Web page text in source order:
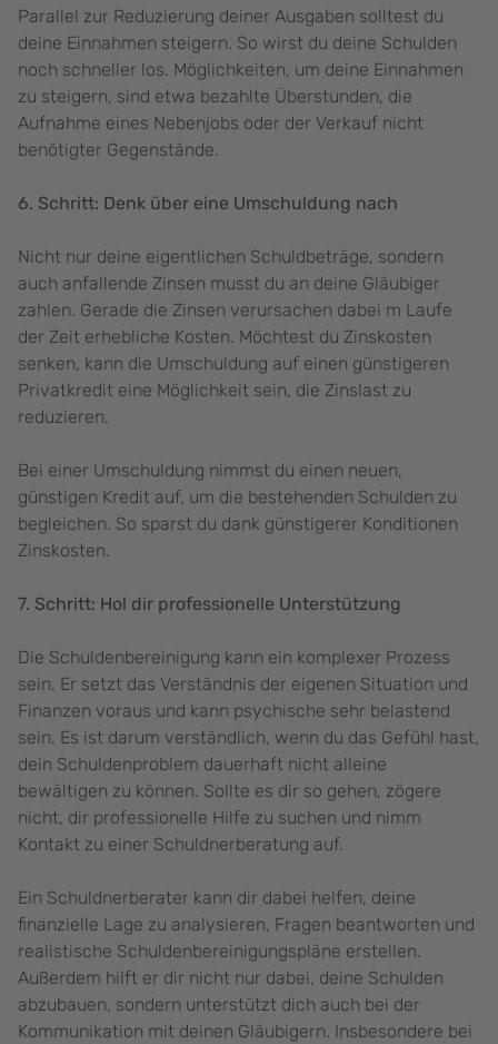
Parallel zur Reduzierung deiner Ausgaben solltest du
deine Einnahmen steigern. So wirst du deine Schulden
noch schneller los. Möglichkeiten, um deine Einnahmen
zu steigern, sind etwa bezahlte Überstunden, die
Aufnahme eines Nebenjobs oder der Verkauf nicht
benötigter Gegenstände.
6. Schritt: Denk über eine Umschuldung nach
Nicht nur deine eigentlichen Schuldbeträge, sondern
auch anfallende Zinsen musst du an deine Gläubiger
zahlen. Gerade die Zinsen verursachen dabei m Laufe
der Zeit erhebliche Kosten. Möchtest du Zinskosten
senken, kann die Umschuldung auf einen günstigeren
Privatkredit eine Möglichkeit sein, die Zinslast zu
reduzieren.
Bei einer Umschuldung nimmst du einen neuen,
günstigen Kredit auf, um die bestehenden Schulden zu
begleichen. So sparst du dank günstigerer Konditionen
Zinskosten.
7. Schritt: Hol dir professionelle Unterstützung
Die Schuldenbereinigung kann ein komplexer Prozess
sein. Er setzt das Verständnis der eigenen Situation und
Finanzen voraus und kann psychische sehr belastend
sein. Es ist darum verständlich, wenn du das Gefühl hast,
dein Schuldenproblem dauerhaft nicht alleine
bewältigen zu können. Sollte es dir so gehen, zögere
nicht, dir professionelle Hilfe zu suchen und nimm
Kontakt zu einer Schuldnerberatung auf.
Ein Schuldnerberater kann dir dabei helfen, deine
finanzielle Lage zu analysieren, Fragen beantworten und
realistische Schuldenbereinigungspläne erstellen.
Außerdem hilft er dir nicht nur dabei, deine Schulden
abzubauen, sondern unterstützt dich auch bei der
Kommunikation mit deinen Gläubigern. Insbesondere bei